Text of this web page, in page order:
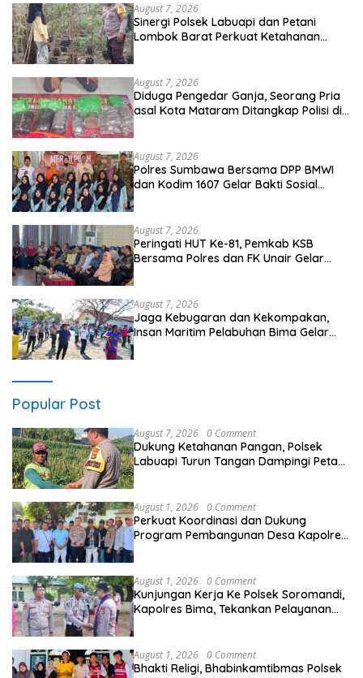
August 7, 2026
Sinergi Polsek Labuapi dan Petani
Lombok Barat Perkuat Ketahanan
August 7, 2026
Diduga Pengedar Ganja, Seorang Pria
asal Kota Mataram Ditangkap Polisi di
August 7, 2026
Polres Sumbawa Bersama DPP BMWI
dan Kodim 1607 Gelar Bakti Sosial
August 7, 2026
Peringati HUT Ke-81, Pemkab KSB
Bersama Polres dan FK Unair Gelar
August 7, 2026
Jaga Kebugaran dan Kekompakan,
Insan Maritim Pelabuhan Bima Gelar
Popular Post
August 7, 2026 0 Comment
Dukung Ketahanan Pangan, Polsek
Labuapi Turun Tangan Dampingi Petani
August 1, 2026 0 Comment
Perkuat Koordinasi dan Dukung
Program Pembangunan Desa Kapolres
August 1, 2026 0 Comment
Kunjungan Kerja Ke Polsek Soromandi,
Kapolres Bima, Tekankan Pelayanan
August 1, 2026 0 Comment
Bhakti Religi, Bhabinkamtibmas Polsek